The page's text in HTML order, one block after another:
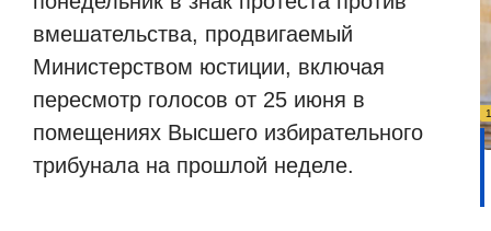
вмешательства, продвигаемый
Министерством юстиции, включая
пересмотр голосов от 25 июня в
помещениях Высшего избирательного
трибунала на прошлой неделе.